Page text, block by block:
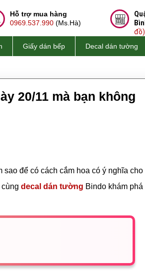
Hỗ trợ mua hàng
0969.537.990 (Ms.Hà)
đồ)
Giấy dán bếp Decal dán tường
20/11 mà bạn không
để có cách cắm hoa có ý nghĩa cho
decal dán tường Bindo khám phá